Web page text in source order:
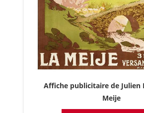
Affiche publicitaire de Julien
Meije